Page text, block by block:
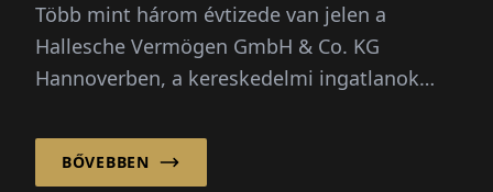
Több mint három évtizede van jelen a
Hallesche Vermögen GmbH & Co. KG
Hannoverben, a kereskedelmi ingatlanok
befektetési modellek szolgáltatójaként vált
ismertté...
BŐVEBBEN